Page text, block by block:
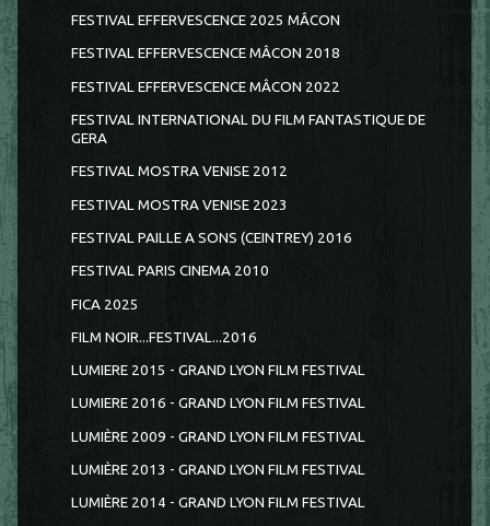
FESTIVAL EFFERVESCENCE 2025 MÂCON
FESTIVAL EFFERVESCENCE MÂCON 2018
FESTIVAL EFFERVESCENCE MÂCON 2022
FESTIVAL INTERNATIONAL DU FILM FANTASTIQUE DE
GERA
FESTIVAL MOSTRA VENISE 2012
FESTIVAL MOSTRA VENISE 2023
FESTIVAL PAILLE A SONS (CEINTREY) 2016
FESTIVAL PARIS CINEMA 2010
FICA 2025
FILM NOIR...FESTIVAL...2016
LUMIERE 2015 - GRAND LYON FILM FESTIVAL
LUMIERE 2016 - GRAND LYON FILM FESTIVAL
LUMIÈRE 2009 - GRAND LYON FILM FESTIVAL
LUMIÈRE 2013 - GRAND LYON FILM FESTIVAL
LUMIÈRE 2014 - GRAND LYON FILM FESTIVAL